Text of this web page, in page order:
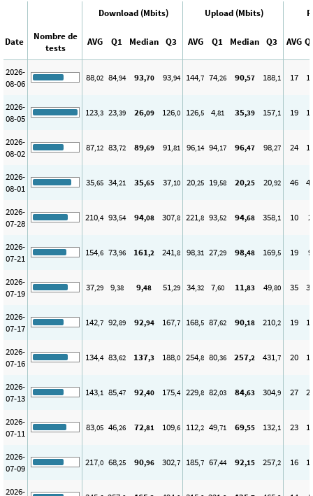
Download (Mbits) Upload (Mbits)
Date
Nombre de
tests
AVG Q1 Median Q3 AVG Q1 Median Q3 AVG
2026-
08-06
88,02 84,94 93,70 93,94 144,7 74,26 90,57 188,1 17
2026-
08-05
123,3 23,39 26,09 126,0 126,5 4,81 35,39 157,1 19
2026-
08-02
87,12 83,72 89,69 91,81 96,14 94,17 96,47 98,27 24
2026-
08-01
35,65 34,21 35,65 37,10 20,25 19,58 20,25 20,92 46
2026-
07-28
210,4 93,54 94,08 307,8 221,8 93,52 94,68 358,1 10 2
2026-
07-21
154,6 73,96 161,2 241,8 98,31 27,29 98,48 169,5 19 9
2026-
07-19
37,29 9,38 9,48 51,29 34,32 7,60 11,83 49,80 35
2026-
07-17
142,7 92,89 92,94 167,7 168,5 87,62 90,18 210,2 19
2026-
07-16
134,4 83,62 137,3 188,0 254,8 80,36 257,2 431,7 20
2026-
07-13
143,1 85,47 92,40 175,4 229,8 82,03 84,63 304,9 27
2026-
07-11
83,05 46,26 72,81 109,6 112,2 49,71 69,55 132,1 23
2026-
07-09
217,0 68,25 90,96 302,7 185,7 67,44 92,15 257,2 16
2026-